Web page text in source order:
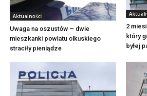
Aktualności
Uwaga na oszustów – dwie
mieszkanki powiatu olkuskiego
straciły pieniądze
2
który
byłej